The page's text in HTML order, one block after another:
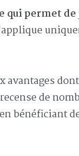
permet
de
bénéficiant